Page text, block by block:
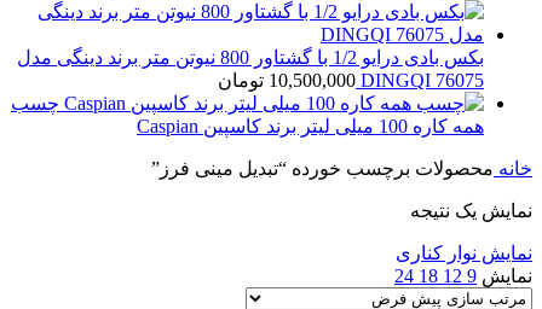
بکس بادی درایو 1/2 با گشتاور 800 نیوتن متر برند دینگی مدل
76075 DINGQI
10,500,000 تومان
چسب
همه کاره 100 میلی لیتر برند کاسپین Caspian
خانه محصولات برچسب خورده “تبدیل مینی فرز”
نمایش یک نتیجه
نمایش نوار کناری
نمایش 9
12
18
24